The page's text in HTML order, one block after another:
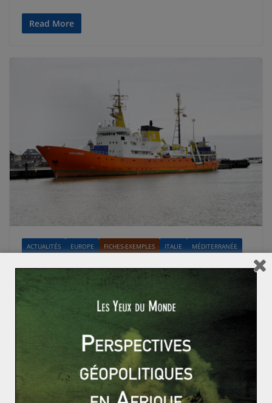
Read More
ACTUALITÉS EUROPE FICHES-EXEMPLES ITALIE
MÉDITERRANÉE
UNION EUROPÉENNE
9 avril 2019 1 Comment
La crise de l’Aquarius révélatrice d’une
fracture européenne
L’Aquarius est un bateau de sauvetage – dont le
propriétaire est une société allemande, Jasmund
Shipping – qui a patrouillé